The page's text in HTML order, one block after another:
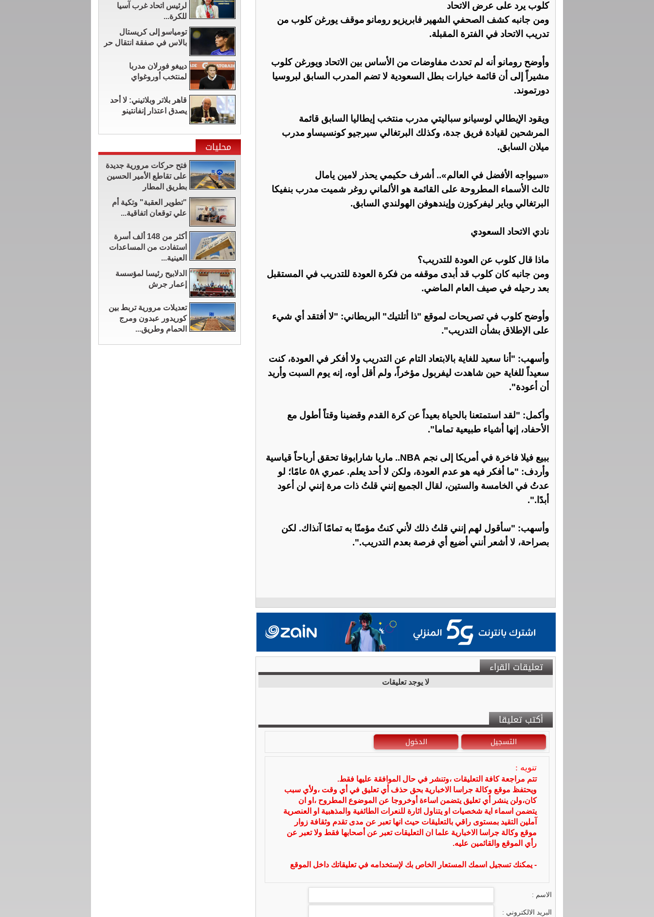
كلوب يرد على عرض الاتحاد
ومن جانبه كشف الصحفي الشهير فابريزيو رومانو موقف يورغن كلوب من
تدريب الاتحاد في الفترة المقبلة.
وأوضح رومانو أنه لم تحدث مفاوضات من الأساس بين الاتحاد ويورغن كلوب
مشيراً إلى أن قائمة خيارات بطل السعودية لا تضم المدرب السابق لبروسيا
دورتموند.
ويقود الإيطالي لوسيانو سباليتي مدرب منتخب إيطاليا السابق قائمة
المرشحين لقيادة فريق جدة، وكذلك البرتغالي سيرجيو كونسيساو مدرب
ميلان السابق.
«سيواجه الأفضل في العالم».. أشرف حكيمي يحذر لامين يامال
ثالث الأسماء المطروحة على القائمة هو الألماني روغر شميت مدرب بنفيكا
البرتغالي وباير ليفركوزن وإيندهوفن الهولندي السابق.
نادي الاتحاد السعودي
ماذا قال كلوب عن العودة للتدريب؟
ومن جانبه كان كلوب قد أبدى موقفه من فكرة العودة للتدريب في المستقبل
بعد رحيله في صيف العام الماضي.
وأوضح كلوب في تصريحات لموقع "ذا أتلتيك" البريطاني: "لا أفتقد أي شيء
على الإطلاق بشأن التدريب".
وأسهب: "أنا سعيد للغاية بالابتعاد التام عن التدريب ولا أفكر في العودة، كنت
سعيداً للغاية حين شاهدت ليفربول مؤخراً، ولم أقل أوه، إنه يوم السبت وأريد
أن أعودة".
وأكمل: "لقد استمتعنا بالحياة بعيداً عن كرة القدم وقضينا وقتاً أطول مع
الأحفاد، إنها أشياء طبيعية تماما".
ببيع فيلا فاخرة في أمريكا إلى نجم NBA.. ماريا شارابوفا تحقق أرباحاً قياسية
وأردف: "ما أفكر فيه هو عدم العودة، ولكن لا أحد يعلم. عمري ٥٨ عامًا؛ لو
عدتُ في الخامسة والستين، لقال الجميع إنني قلتُ ذات مرة إنني لن أعود
أبدًا.".
وأسهب: "سأقول لهم إنني قلتُ ذلك لأني كنتُ مؤمنًا به تمامًا آنذاك. لكن
بصراحة، لا أشعر أنني أضيع أي فرصة بعدم التدريب.".
تعليقات القراء
لا يوجد تعليقات
أكتب تعليقا
التسجيل الدخول
تنويه :
تتم مراجعة كافة التعليقات ،وتنشر في حال الموافقة عليها فقط.
ويحتفظ موقع وكالة جراسا الاخبارية بحق حذف أي تعليق في أي وقت ،ولأي سبب
كان،ولن ينشر أي تعليق يتضمن اساءة أوخروجا عن الموضوع المطروح ،او ان
يتضمن اسماء اية شخصيات او يتناول اثارة للنعرات الطائفية والمذهبية او العنصرية
آملين التقيد بمستوى راقي بالتعليقات حيث انها تعبر عن مدى تقدم وثقافة زوار
موقع وكالة جراسا الاخبارية علما ان التعليقات تعبر عن أصحابها فقط ولا تعبر عن
رأي الموقع والقائمين عليه.
- يمكنك تسجيل اسمك المستعار الخاص بك لإستخدامه في تعليقاتك داخل الموقع
الاسم :
البريد الالكتروني :
لرئيس اتحاد غرب آسيا
للكرة...
تومياسو إلى كريستال
بالاس في صفقة انتقال حر
دييغو فورلان مدربا
لمنتخب أوروغواي
قاهر بلاتر وبلاتيني: لا أحد
يصدق اعتذار إنفانتينو
محليات
فتح حركات مرورية جديدة
على تقاطع الأمير الحسين
بطريق المطار
"تطوير العقبة" وتكية أم
علي توقعان اتفاقية...
أكثر من 148 ألف أسرة
استفادت من المساعدات
العينية...
الدلابيح رئيسا لمؤسسة
إعمار جرش
تعديلات مرورية تربط بين
كوريدور عبدون ومرج
الحمام وطريق...